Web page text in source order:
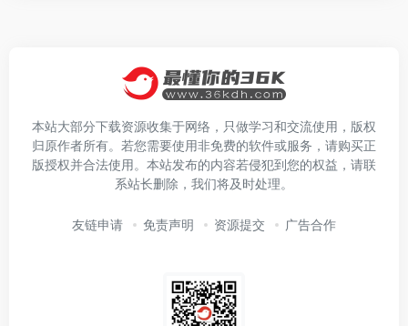
本站大部分下载资源收集于网络，只做学习和交流使用，版权
归原作者所有。若您需要使用非免费的软件或服务，请购买正
版授权并合法使用。本站发布的内容若侵犯到您的权益，请联
系站长删除，我们将及时处理。
友链申请 免责声明 资源提交 广告合作